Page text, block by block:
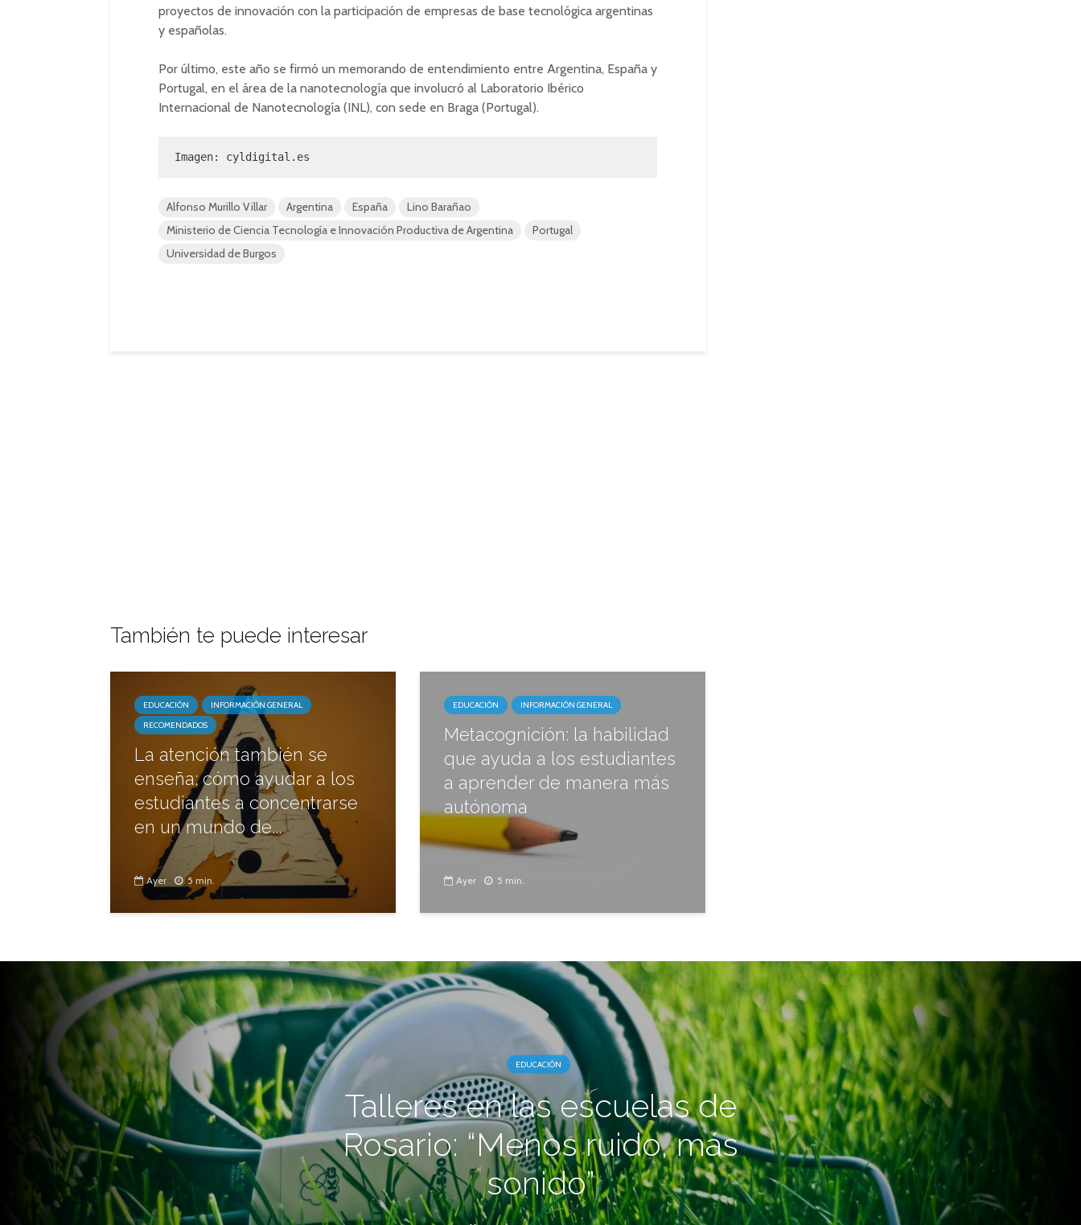
proyectos de innovación con la participación de empresas de base tecnológica argentinas
y españolas.
Por último, este año se firmó un memorando de entendimiento entre Argentina, España y
Portugal, en el área de la nanotecnología que involucró al Laboratorio Ibérico
Internacional de Nanotecnología (INL), con sede en Braga (Portugal).
Imagen: cyldigital.es
Alfonso Murillo Villar Argentina España
Lino Barañao
Ministerio de Ciencia Tecnología e Innovación Productiva de Argentina
Portugal
Universidad de Burgos
También te puede interesar
EDUCACIÓN
INFORMACIÓN GENERAL
RECOMENDADOS
La atención también se
enseña: cómo ayudar a los
estudiantes a concentrarse
en un mundo de...
Ayer 5 min.
EDUCACIÓN INFORMACIÓN GENERAL
Metacognición: la habilidad
que ayuda a los estudiantes
a aprender de manera más
autónoma
Ayer 5 min.
EDUCACIÓN
Talleres en las escuelas de
Rosario: “Menos ruido, más
sonido”